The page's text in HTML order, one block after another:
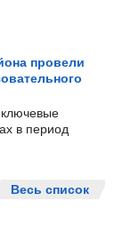
провели
в период
Весь список